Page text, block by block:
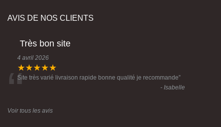
AVIS DE NOS CLIENTS
Très bon site
4 avril 2026
★★★★★
“Site très varié livraison rapide bonne qualité je recommande”
- Isabelle
Voir tous les avis